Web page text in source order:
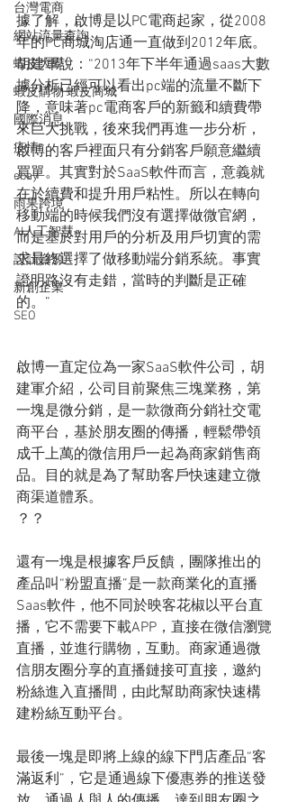
台灣電商
網站流量查詢
蝦皮大學
蝦皮購物 蝦皮商城
國際消息
疫情
ebay
雨果跨境
AI人工智慧
設計資源
新創企業
SEO
據了解，啟博是以PC電商起家，從2008
年的PC商城淘店通一直做到2012年底。
胡建軍說：“2013年下半年通過saas大數
據分析已經可以看出pc端的流量不斷下
降，意味著pc電商客戶的新籤和續費帶
來巨大挑戰，後來我們再進一步分析，
啟博的客戶裡面只有分銷客戶願意繼續
買單。其實對於SaaS軟件而言，意義就
在於續費和提升用戶粘性。所以在轉向
移動端的時候我們沒有選擇做微官網，
而是基於對用戶的分析及用戶切實的需
求最終選擇了做移動端分銷系統。事實
證明路沒有走錯，當時的判斷是正確
的。”
啟博一直定位為一家SaaS軟件公司，胡
建軍介紹，公司目前聚焦三塊業務，第
一塊是微分銷，是一款微商分銷社交電
商平台，基於朋友圈的傳播，輕鬆帶領
成千上萬的微信用戶一起為商家銷售商
品。目的就是為了幫助客戶快速建立微
商渠道體系。
？？
還有一塊是根據客戶反饋，團隊推出的
產品叫“粉盟直播”是一款商業化的直播
Saas軟件，他不同於映客花椒以平台直
播，它不需要下載APP，直接在微信瀏覽
直播，並進行購物，互動。商家通過微
信朋友圈分享的直播鏈接可直接，邀約
粉絲進入直播間，由此幫助商家快速構
建粉絲互動平台。
最後一塊是即將上線的線下門店產品“客
滿返利”，它是通過線下優惠券的推送發